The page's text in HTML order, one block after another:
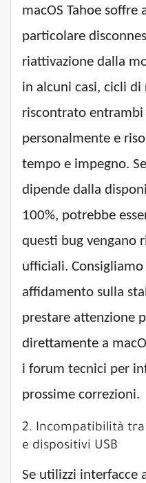
macOS Tahoe
particolare
riattivazione dalla
in alcuni casi, cicli
riscontrato
personalmente e
tempo e impegno.
dipende dalla
100%, potrebbe
questi bug vengano
ufficiali.
affidamento sulla
prestare attenzione
direttamente a
i forum tecnici per
prossime correzioni.
2. Incompatibilità
e dispositivi USB
Se utilizzi interfacce